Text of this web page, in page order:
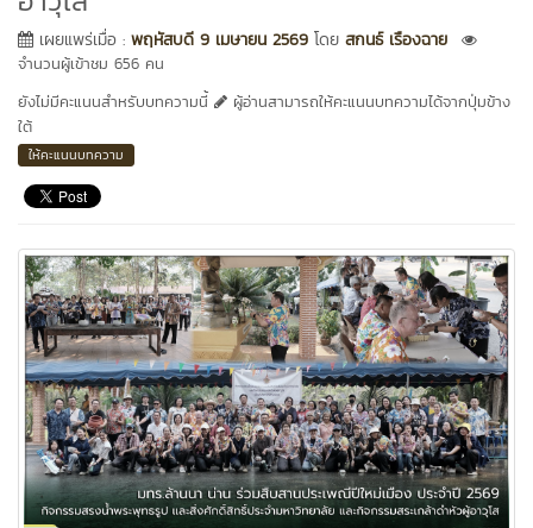
เผยแพร่เมื่อ : พฤหัสบดี 9 เมษายน 2569 โดย สกนธ์ เรืองฉาย
จำนวนผู้เข้าชม 656 คน
ยังไม่มีคะแนนสำหรับบทความนี้
ผู้อ่านสามารถให้คะแนนบทความได้จากปุ่มข้าง
ใต้
ให้คะแนนบทความ